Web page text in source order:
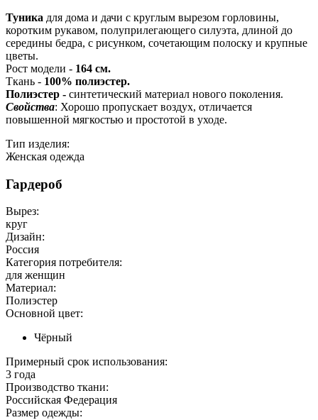
Туника для дома и дачи с круглым вырезом горловины,
коротким рукавом, полуприлегающего силуэта, длиной до
середины бедра, с рисунком, сочетающим полоску и крупные
цветы.
Рост модели - 164 см.
Ткань - 100% полиэстер.
Полиэстер - синтетический материал нового поколения.
Свойства: Хорошо пропускает воздух, отличается
повышенной мягкостью и простотой в уходе.
Тип изделия:
Женская одежда
Гардероб
Вырез:
круг
Дизайн:
Россия
Категория потребителя:
для женщин
Материал:
Полиэстер
Основной цвет:
Чёрный
Примерный срок использования:
3 года
Производство ткани:
Российская Федерация
Размер одежды: